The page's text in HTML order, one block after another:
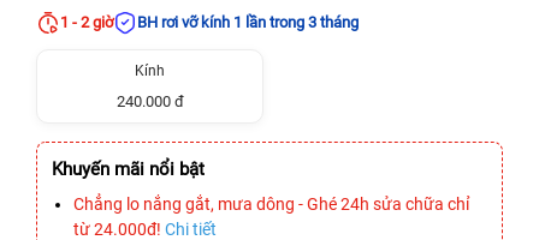
1 - 2 giờ
BH rơi vỡ kính 1 lần trong 3 tháng
Kính
240.000 đ
Khuyến mãi nổi bật
Chẳng lo nắng gắt, mưa dông - Ghé 24h sửa chữa chỉ
từ 24.000đ! Chi tiết